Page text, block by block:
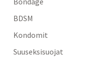
BDSM
Kondomit
Suuseksisuojat